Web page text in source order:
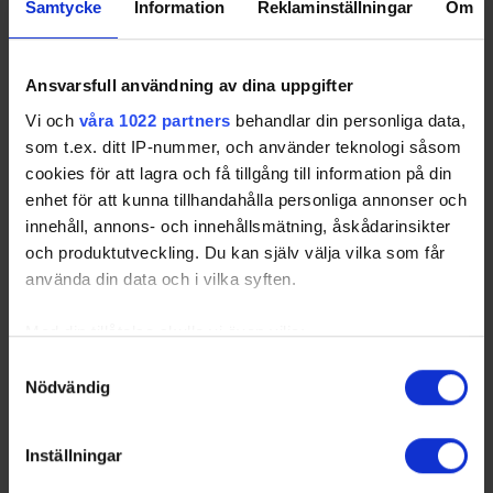
Samtycke Information Reklaminställningar Om
Ansvarsfull användning av dina uppgifter
Vi och våra 1022 partners behandlar din personliga data,
som t.ex. ditt IP-nummer, och använder teknologi såsom
cookies för att lagra och få tillgång till information på din
enhet för att kunna tillhandahålla personliga annonser och
innehåll, annons- och innehållsmätning, åskådarinsikter
och produktutveckling. Du kan själv välja vilka som får
använda din data och i vilka syften.
Med din tillåtelse skulle vi även vilja:
som kan ha en noggrannhet på upp till flera meter
Ta reda på mer om hur dina personliga uppgifter
Nödvändig
Inställningar